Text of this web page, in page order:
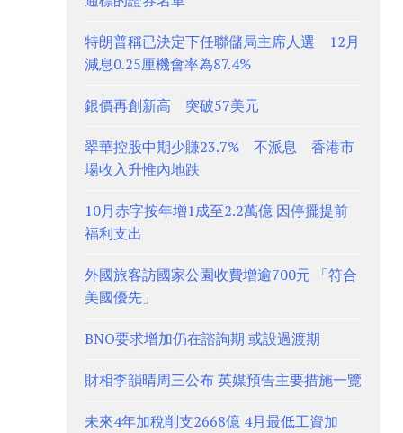
特朗普稱已決定下任聯儲局主席人選 12月
減息0.25厘機會率為87.4%
銀價再創新高 突破57美元
翠華控股中期少賺23.7% 不派息 香港市
場收入升惟內地跌
10月赤字按年增1成至2.2萬億 因停擺提前
福利支出
外國旅客訪國家公園收費增逾700元 「符合
美國優先」
BNO要求增加仍在諮詢期 或設過渡期
財相李韻晴周三公布 英媒預告主要措施一覽
未來4年加稅削支2668億 4月最低工資加